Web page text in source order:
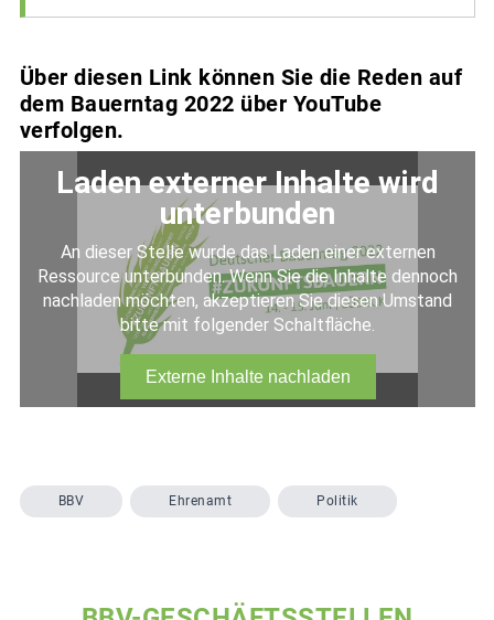
Über diesen Link können Sie die Reden auf
dem Bauerntag 2022 über YouTube
verfolgen.
BBV Ehrenamt Politik